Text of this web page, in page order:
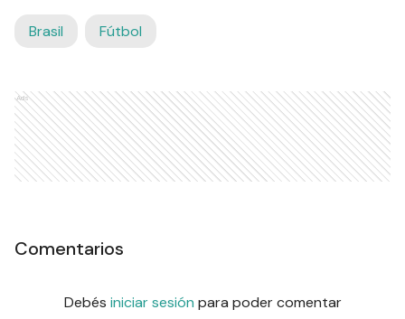
Brasil Fútbol
Ads
Comentarios
Debés iniciar sesión para poder comentar